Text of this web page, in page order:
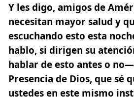
Y les digo, amigos de
necesitan mayor salud y
escuchando esto esta
hablo, si dirigen su
hablar de esto antes o
Presencia de Dios, que sé
ustedes en este mismo